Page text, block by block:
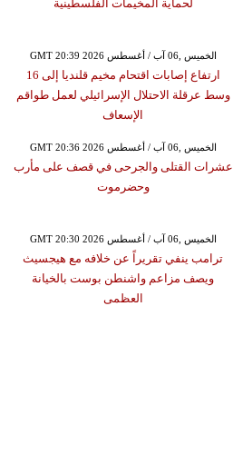
لحماية المخيمات الفلسطينية
GMT 20:39 2026 الخميس ,06 آب / أغسطس
ارتفاع إصابات اقتحام مخيم قلنديا إلى 16
وسط عرقلة الاحتلال الإسرائيلي لعمل طواقم
الإسعاف
GMT 20:36 2026 الخميس ,06 آب / أغسطس
عشرات القتلى والجرحى في قصف على مأرب
وحضرموت
GMT 20:30 2026 الخميس ,06 آب / أغسطس
ترامب ينفي تقريراً عن خلافه مع هيجسيث
ويصف مزاعم واشنطن بوست بالخيانة
العظمى